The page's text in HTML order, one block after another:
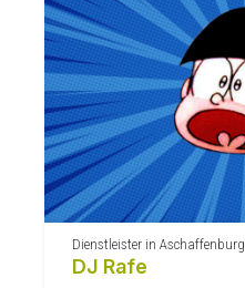
Dienstleister in Aschaffenburg
DJ Rafe